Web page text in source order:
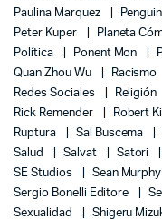
Paulina Marquez
Peter Kuper
Planeta
Política
Ponent Mon
Quan Zhou Wu
Racismo
Redes Sociales
Religión
Rick Remender
Robert
Ruptura
Sal Buscema
Salud
Salvat Satori
SE Studios
Sean Murphy
Sergio Bonelli Editore
Sexualidad
Shigeru